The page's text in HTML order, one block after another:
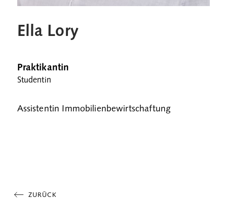
Ella Lory
Praktikantin
Studentin
Assistentin Immobilienbewirtschaftung
ZURÜCK